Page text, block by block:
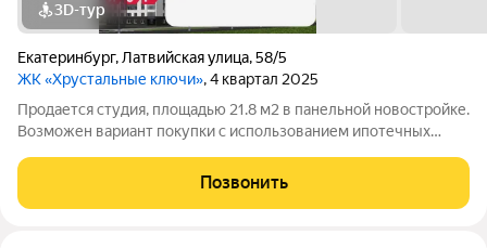
3D-тур
Екатеринбург, Латвийская улица,58/5
ЖК «Хрустальные ключи», 4 квартал 2025
Продается студия, площадью 21.8 м2 в панельной новостройке.
Возможен вариант покупки с использованием ипотечных
Квартира располагается на 25 этаже 25-этажного дома в ЖК
Хрустальные Ключи.
Позвонить